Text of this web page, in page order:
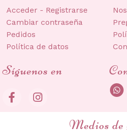
Síguenos en
Acceder - Registrarse
Cambiar contraseña
Pedidos
Política de datos
Medios de